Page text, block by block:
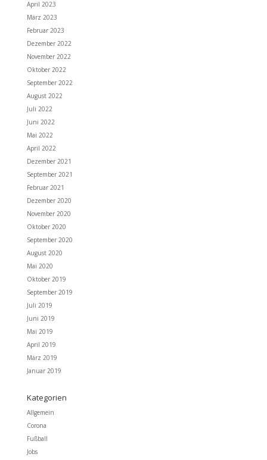
April 2023
März 2023
Februar 2023
Dezember 2022
November 2022
Oktober 2022
September 2022
August 2022
Juli 2022
Juni 2022
Mai 2022
April 2022
Dezember 2021
September 2021
Februar 2021
Dezember 2020
November 2020
Oktober 2020
September 2020
August 2020
Mai 2020
Oktober 2019
September 2019
Juli 2019
Juni 2019
Mai 2019
April 2019
März 2019
Januar 2019
Kategorien
Allgemein
Corona
Fußball
Jobs